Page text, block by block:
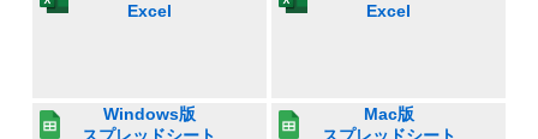
Excel
Excel
Windows版
Mac版